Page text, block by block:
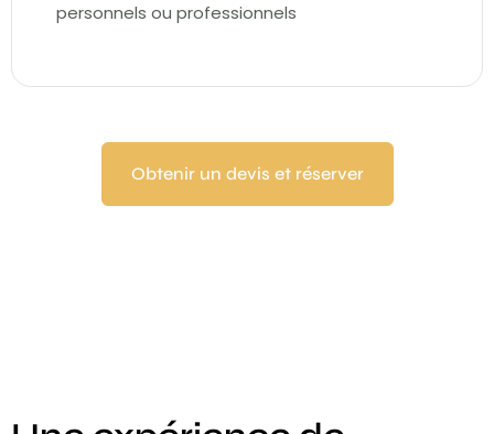
personnels ou professionnels
Obtenir un devis et réserver